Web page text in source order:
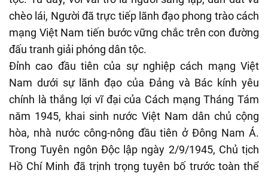
chèo lái, Người đã trực tiếp lãnh đạo phong trào cách
mạng Việt Nam tiến bước vững chắc trên con đường
đấu tranh giải phóng dân tộc.
Đỉnh cao đầu tiên của sự nghiệp cách mạng Việt
Nam dưới sự lãnh đạo của Đảng và Bác kính yêu
chính là thắng lợi vĩ đại của Cách mạng Tháng Tám
năm 1945, khai sinh nước Việt Nam dân chủ cộng
hòa, nhà nước công-nông đầu tiên ở Đông Nam Á.
Trong Tuyên ngôn Độc lập ngày 2/9/1945, Chủ tịch
Hồ Chí Minh đã trịnh trọng tuyên bố trước toàn thể